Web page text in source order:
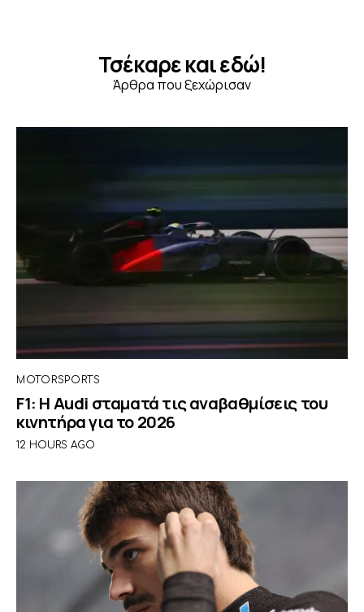
Τσέκαρε και εδώ!
Άρθρα που ξεχώρισαν
MOTORSPORTS
F1: Η Audi σταματά τις αναβαθμίσεις του
κινητήρα για το 2026
12 HOURS AGO